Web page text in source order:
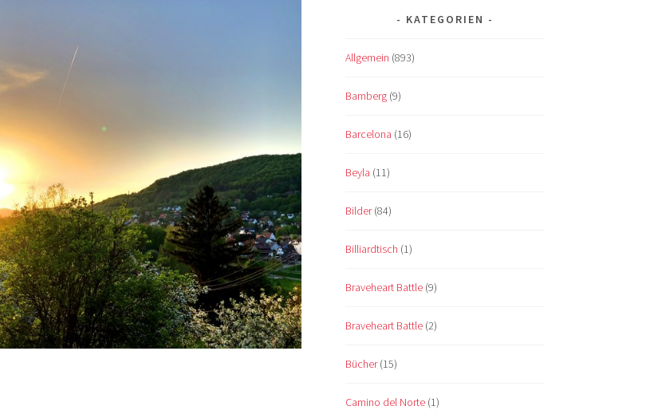
KATEGORIEN
Allgemein (893)
Bamberg (9)
Barcelona (16)
Beyla (11)
Bilder(84)
Billiardtisch (1)
Braveheart Battle (9)
Braveheart Battle (2)
Bücher(15)
Camino del Norte (1)